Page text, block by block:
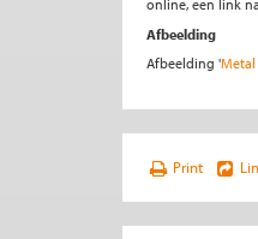
online, een link
Afbeelding
Afbeelding 'Metal
Print